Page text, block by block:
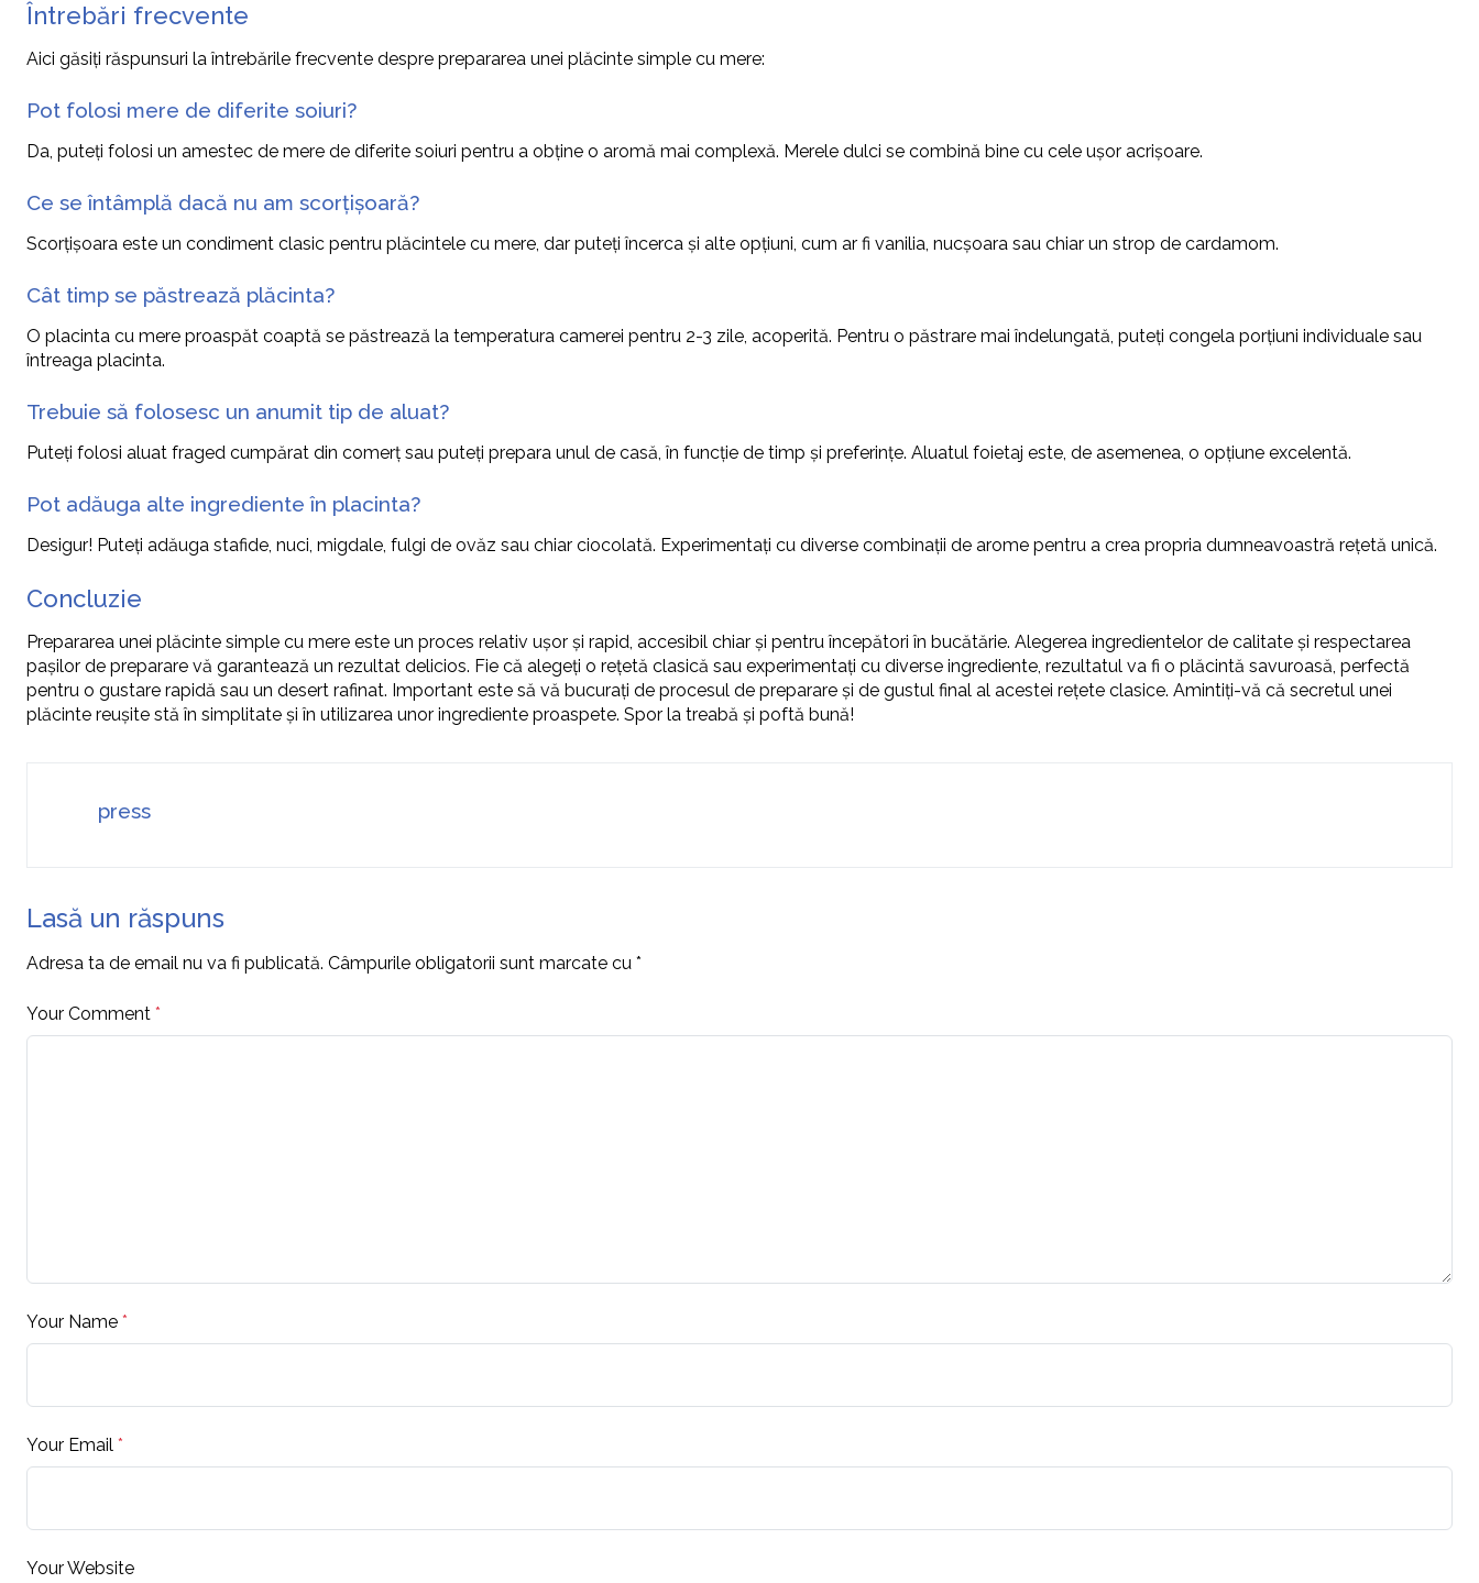
Întrebări frecvente
Aici găsiți răspunsuri la întrebările frecvente despre prepararea unei plăcinte simple cu mere:
Pot folosi mere de diferite soiuri?
Da, puteți folosi un amestec de mere de diferite soiuri pentru a obține o aromă mai complexă. Merele dulci se combină bine cu cele ușor acrișoare.
Ce se întâmplă dacă nu am scorțișoară?
Scorțișoara este un condiment clasic pentru plăcintele cu mere, dar puteți încerca și alte opțiuni, cum ar fi vanilia, nucșoara sau chiar un strop de cardamom.
Cât timp se păstrează plăcinta?
O placinta cu mere proaspăt coaptă se păstrează la temperatura camerei pentru 2-3 zile, acoperită. Pentru o păstrare mai îndelungată, puteți congela porțiuni individuale sau
întreaga placinta.
Trebuie să folosesc un anumit tip de aluat?
Puteți folosi aluat fraged cumpărat din comerț sau puteți prepara unul de casă, în funcție de timp și preferințe. Aluatul foietaj este, de asemenea, o opțiune excelentă.
Pot adăuga alte ingrediente în placinta?
Desigur! Puteți adăuga stafide, nuci, migdale, fulgi de ovăz sau chiar ciocolată. Experimentați cu diverse combinații de arome pentru a crea propria dumneavoastră rețetă unică.
Concluzie
Prepararea unei plăcinte simple cu mere este un proces relativ ușor și rapid, accesibil chiar și pentru începători în bucătărie. Alegerea ingredientelor de calitate și respectarea
pașilor de preparare vă garantează un rezultat delicios. Fie că alegeți o rețetă clasică sau experimentați cu diverse ingrediente, rezultatul va fi o plăcintă savuroasă, perfectă
pentru o gustare rapidă sau un desert rafinat. Important este să vă bucurați de procesul de preparare și de gustul final al acestei rețete clasice. Amintiți-vă că secretul unei
plăcinte reușite stă în simplitate și în utilizarea unor ingrediente proaspete. Spor la treabă și poftă bună!
press
Lasă un răspuns
Adresa ta de email nu va fi publicată. Câmpurile obligatorii sunt marcate cu *
Your Comment *
Your Name *
Your Email *
Your Website